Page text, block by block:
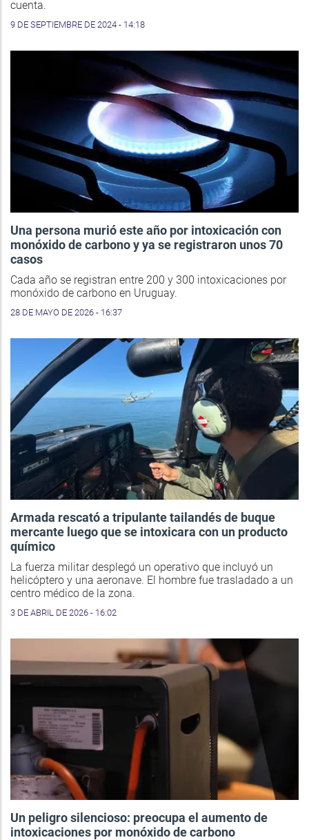
cuenta.
9 DE SEPTIEMBRE DE 2024 - 14:18
Una persona murió este año por intoxicación con
monóxido de carbono y ya se registraron unos 70
casos
Cada año se registran entre 200 y 300 intoxicaciones por
monóxido de carbono en Uruguay.
28 DE MAYO DE 2026 - 16:37
Armada rescató a tripulante tailandés de buque
mercante luego que se intoxicara con un producto
químico
La fuerza militar desplegó un operativo que incluyó un
helicóptero y una aeronave. El hombre fue trasladado a un
centro médico de la zona.
3 DE ABRIL DE 2026 - 16:02
Un peligro silencioso: preocupa el aumento de
intoxicaciones por monóxido de carbono